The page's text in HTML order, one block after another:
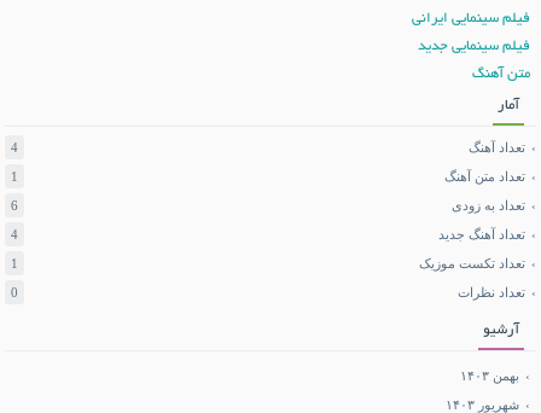
فیلم سینمایی ایرانی
فیلم سینمایی جدید
متن آهنگ
آمار
تعداد آهنگ
4
تعداد متن آهنگ
1
تعداد به زودی
6
تعداد آهنگ جدید
4
تعداد تکست موزیک
1
تعداد نظرات
0
آرشیو
بهمن ۱۴۰۳
شهریور ۱۴۰۳